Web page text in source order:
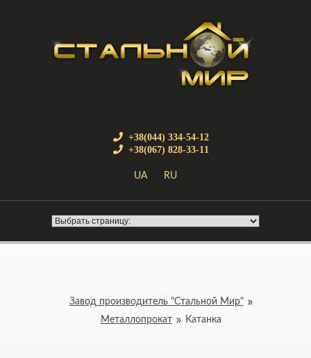
+38(044) 334-54-12
+38(067) 828-33-11
UA RU
Завод производитель "Стальной Мир"
Металлопрокат
Катанка